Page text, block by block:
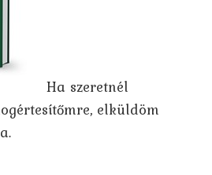
Ha szeretnél
elküldöm